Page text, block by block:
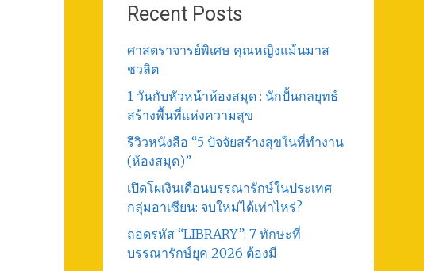
Recent Posts
ศาสตราจารย์พิเศษ คุณหญิงแม้นมาส
ชวลิต
1 วันกับหัวหน้าห้องสมุด : นักปั้นกลยุทธ์
สร้างพื้นที่แห่งความสุข
รีวิวหนังสือ “5 ปัจจัยสร้างสุขในที่ทำงาน
(ห้องสมุด)”
เปิดโผเงินเดือนบรรณารักษ์ในประเทศ
กลุ่มอาเซียน: จบใหม่ได้เท่าไหร่?
ถอดรหัส “LIBRARY”: 7 ทักษะที่
บรรณารักษ์ยุค 2026 ต้องมี